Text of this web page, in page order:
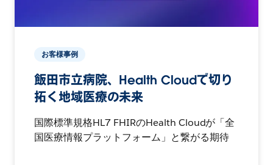
お客様事例
飯田市立病院、Health Cloudで切り
拓く地域医療の未来
国際標準規格HL7 FHIRのHealth Cloudが「全
国医療情報プラットフォーム」と繋がる期待